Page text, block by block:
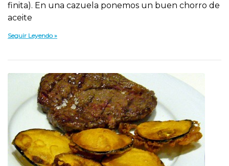
finita). En una cazuela ponemos un buen chorro de
aceite
Seguir Leyendo